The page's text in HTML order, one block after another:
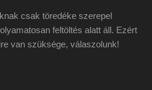
csak töredéke szerepel
feltöltés alatt áll. Ezért
van szüksége, válaszolunk!